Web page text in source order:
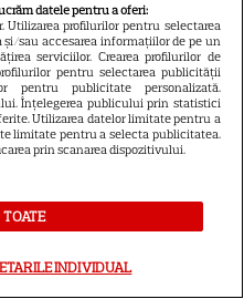
– Toate Drepturile rezervate
interzise minorilor.
datele pentru a oferi:
Utilizarea profilurilor pentru selectarea
sau accesarea informațiilor de pe un
serviciilor. Crearea profilurilor de
pentru selectarea publicității
pentru publicitate personalizată.
Înțelegerea publicului prin statistici
Utilizarea datelor limitate pentru a
limitate pentru a selecta publicitatea.
prin scanarea dispozitivului.
INDIVIDUAL